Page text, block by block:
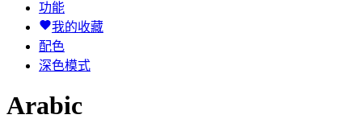
功能
我的收藏
配色
深色模式
Arabic